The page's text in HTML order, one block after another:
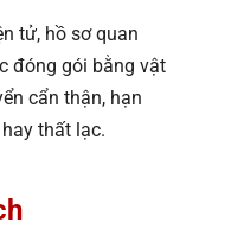
tử, hồ sơ quan
đóng gói bằng vật
cẩn thận, hạn
thất lạc.